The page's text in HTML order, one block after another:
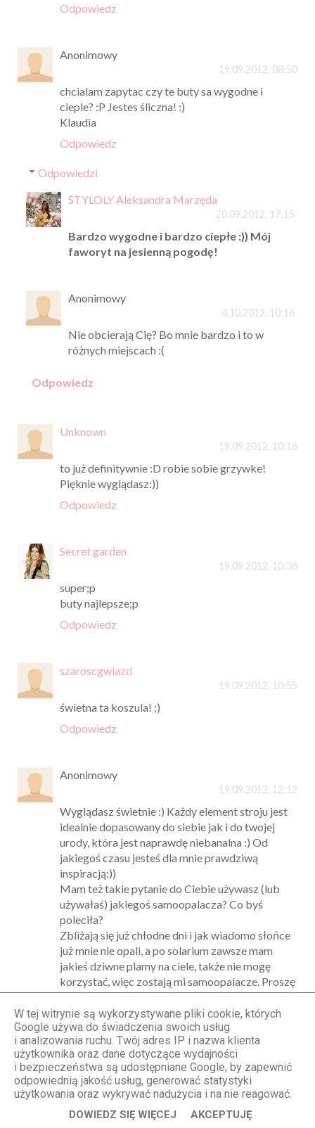
Odpowiedz
Anonimowy
19.09.2012, 08:50
chcialam zapytac czy te buty sa wygodne i
cieple? :P Jestes śliczna! :)
Klaudia
Odpowiedz
Odpowiedzi
STYLOLY Aleksandra Marzęda
20.09.2012, 17:15
Bardzo wygodne i bardzo ciepłe :)) Mój
faworyt na jesienną pogodę!
Anonimowy
4.10.2012, 10:16
Nie obcierają Cię? Bo mnie bardzo i to w
różnych miejscach :(
Odpowiedz
Unknown
19.09.2012, 10:16
to już definitywnie :D robie sobie grzywke!
Pięknie wyglądasz:))
Odpowiedz
Secret garden
19.09.2012, 10:36
super;p
buty najlepsze;p
Odpowiedz
szaroscgwiazd
19.09.2012, 10:55
świetna ta koszula! ;)
Odpowiedz
Anonimowy
19.09.2012, 12:12
Wyglądasz świetnie :) Każdy element stroju jest
idealnie dopasowany do siebie jak i do twojej
urody, która jest naprawdę niebanalna :) Od
jakiegoś czasu jesteś dla mnie prawdziwą
inspiracją:))
Mam też takie pytanie do Ciebie używasz (lub
używałaś) jakiegoś samoopalacza? Co byś
poleciła?
Zbliżają się już chłodne dni i jak wiadomo słońce
już mnie nie opali, a po solarium zawsze mam
jakieś dziwne plamy na ciele, także nie mogę
korzystać, więc zostają mi samoopalacze. Proszę
Cie bardzo o odpowiedź:)
Pozdrawiam:)
Odpowiedz
Odpowiedzi
STYLOLY Aleksandra Marzęda
W tej witrynie są wykorzystywane pliki cookie, których
Google używa do świadczenia swoich usług
i analizowania ruchu. Twój adres IP i nazwa klienta
użytkownika oraz dane dotyczące wydajności
i bezpieczeństwa są udostępniane Google, by zapewnić
odpowiednią jakość usług, generować statystyki
użytkowania oraz wykrywać nadużycia i na nie reagować.
DOWIEDZ SIĘ WIĘCEJ AKCEPTUJĘ